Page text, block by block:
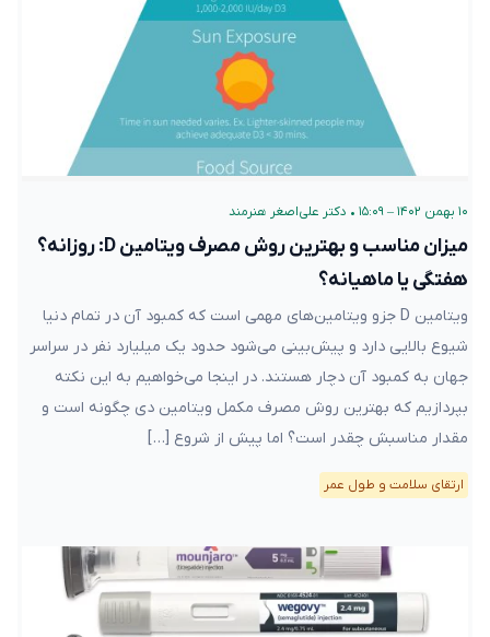
۱۰ بهمن ۱۴۰۲ – ۱۵:۰۹ • دکتر علی‌اصغر هنرمند
میزان مناسب و بهترین روش مصرف ویتامین D: روزانه؟
هفتگی یا ماهیانه؟
ویتامین D جزو ویتامین‌های مهمی است که کمبود آن در تمام دنیا
شیوع بالایی دارد و پیش‌بینی می‌شود حدود یک میلیارد نفر در سراسر
جهان به کمبود آن دچار هستند. در اینجا می‌خواهیم به این نکته
بپردازیم که بهترین روش مصرف مکمل ویتامین دی چگونه است و
مقدار مناسبش چقدر است؟ اما پیش از شروع […]
ارتقای سلامت و طول عمر